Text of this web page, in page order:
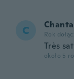
C Rok
Très
około 5